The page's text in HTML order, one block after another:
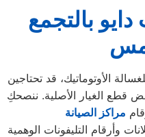
بالتجمع
الأوتوماتيك، قد تحتاجين
قطع الغيار الأصلية. ننصحكِ
مراكز الصيانة
وأرقام التليفونات الوهمية